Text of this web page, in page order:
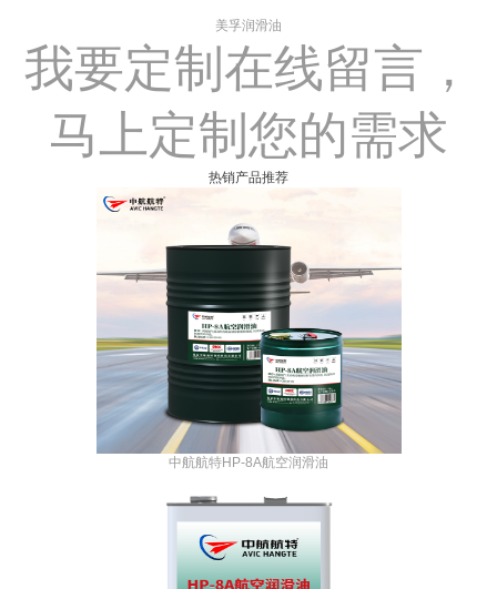
美孚润滑油
我要定制 在线留言，
马上定制您的需求
热销产品推荐
中航航特HP-8A航空润滑油